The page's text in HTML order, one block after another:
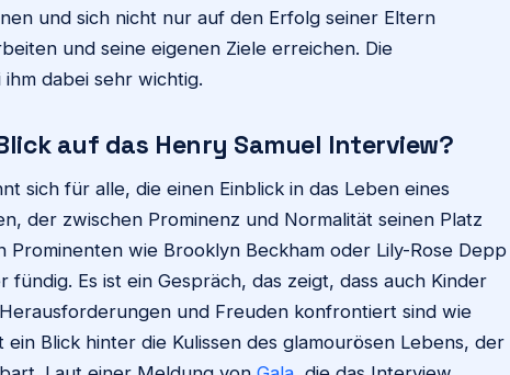
und sich nicht nur auf den Erfolg seiner Eltern
und seine eigenen Ziele erreichen. Die
dabei sehr wichtig.
auf das Henry Samuel Interview?
sich für alle, die einen Einblick in das Leben eines
der zwischen Prominenz und Normalität seinen Platz
Prominenten wie Brooklyn Beckham oder Lily-Rose Depp
Es ist ein Gespräch, das zeigt, dass auch Kinder
und Freuden konfrontiert sind wie
ein Blick hinter die Kulissen des glamourösen Lebens, der